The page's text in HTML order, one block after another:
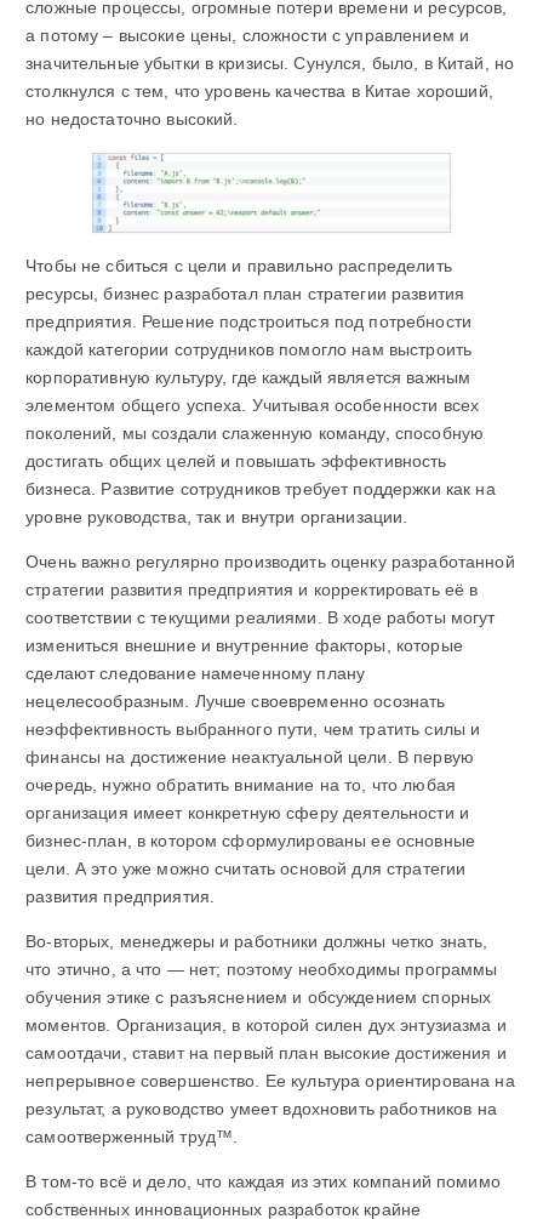
сложные процессы, огромные потери времени и ресурсов,
а потому – высокие цены, сложности с управлением и
значительные убытки в кризисы. Сунулся, было, в Китай, но
столкнулся с тем, что уровень качества в Китае хороший,
но недостаточно высокий.
Чтобы не сбиться с цели и правильно распределить
ресурсы, бизнес разработал план стратегии развития
предприятия. Решение подстроиться под потребности
каждой категории сотрудников помогло нам выстроить
корпоративную культуру, где каждый является важным
элементом общего успеха. Учитывая особенности всех
поколений, мы создали слаженную команду, способную
достигать общих целей и повышать эффективность
бизнеса. Развитие сотрудников требует поддержки как на
уровне руководства, так и внутри организации.
Очень важно регулярно производить оценку разработанной
стратегии развития предприятия и корректировать её в
соответствии с текущими реалиями. В ходе работы могут
измениться внешние и внутренние факторы, которые
сделают следование намеченному плану
нецелесообразным. Лучше своевременно осознать
неэффективность выбранного пути, чем тратить силы и
финансы на достижение неактуальной цели. В первую
очередь, нужно обратить внимание на то, что любая
организация имеет конкретную сферу деятельности и
бизнес-план, в котором сформулированы ее основные
цели. А это уже можно считать основой для стратегии
развития предприятия.
Во-вторых, менеджеры и работники должны четко знать,
что этично, а что — нет; поэтому необходимы программы
обучения этике с разъяснением и обсуждением спорных
моментов. Организация, в которой силен дух энтузиазма и
самоотдачи, ставит на первый план высокие достижения и
непрерывное совершенство. Ее культура ориентирована на
результат, а руководство умеет вдохновить работников на
самоотверженный труд™.
В том-то всё и дело, что каждая из этих компаний помимо
собственных инновационных разработок крайне